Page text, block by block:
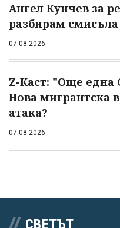
Ангел Кунчев за
разбирам
07.08.2026
Z-Каст: "Още една
Нова мигрантска
атака?
07.08.2026
СВЕТЪТ